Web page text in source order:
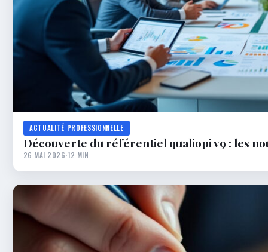
ACTUALITÉ PROFESSIONNELLE
Découverte du référentiel qualiopi v9 : les
26 MAI 2026·12 MIN